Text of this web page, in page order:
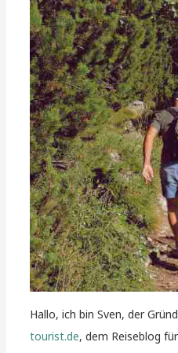
Hallo, ich bin Sven, der
tourist.de, dem Reiseblog